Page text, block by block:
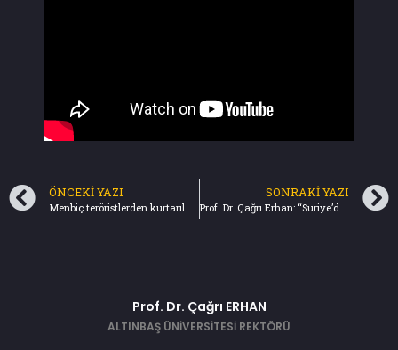
ÖNCEKI YAZI
Menbiç teröristlerden kurtarılmalı – Türkiye Gazetesi (8.12.2024) Bu yazıda sesli dinleme seçeneği mevcuttur.
SONRAKI YAZI
Prof. Dr. Çağrı Erhan: “Suriye’deki yeni dönem büyük belirsizlikler barındırıyor” – İHA (10.12.2024)
Prof. Dr. Çağrı ERHAN
ALTINBAŞ ÜNİVERSİTESİ REKTÖRÜ